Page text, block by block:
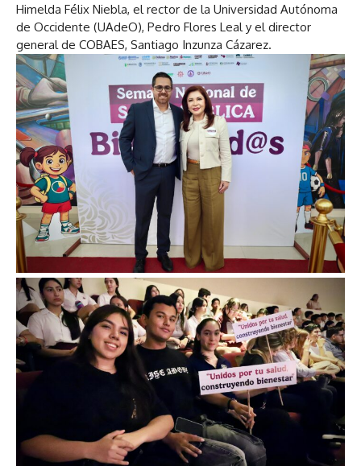
Himelda Félix Niebla, el rector de la Universidad Autónoma
de Occidente (UAdeO), Pedro Flores Leal y el director
general de COBAES, Santiago Inzunza Cázarez.